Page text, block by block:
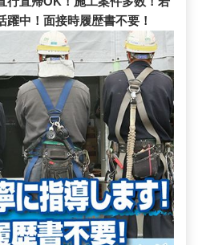
中！面接時履歴書不要！